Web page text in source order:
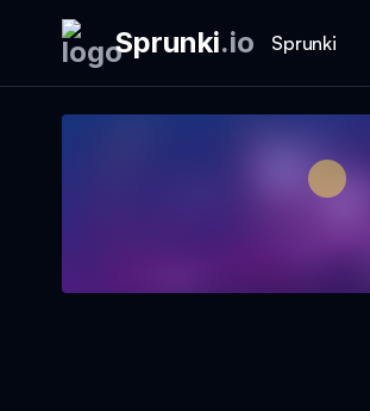
Sprunki.io Sprunki